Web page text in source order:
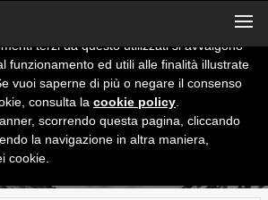
x
terzi da questo utilizzati si avvalgono
funzionamento ed utili alle finalità illustrate
vuoi saperne di più o negare il consenso
consulta la cookie policy
scorrendo questa pagina, cliccando
la navigazione in altra maniera,
cookie.